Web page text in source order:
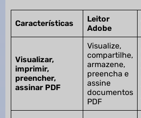
Características
Leitor
Adobe
Visualizar,
imprimir,
preencher,
assinar PDF
Visualize,
compartilhe,
armazene,
preencha e
assine
documentos
PDF